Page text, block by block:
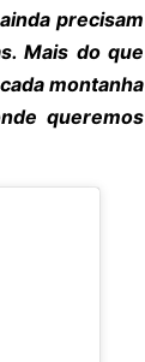
precisam
Mais do que
montanha
queremos